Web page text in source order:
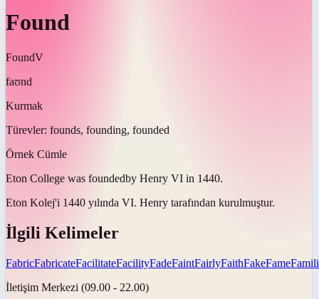
Found
FoundV
faʊnd
Kurmak
Türevler: founds, founding, founded
Örnek Cümle
Eton College was foundedby Henry VI in 1440.
Eton Kolej'i 1440 yılında VI. Henry tarafından kurulmuştur.
İlgili Kelimeler
FabricFabricateFacilitateFacilityFadeFaintFairlyFaithFakeFame
İletişim Merkezi (09.00 - 22.00)